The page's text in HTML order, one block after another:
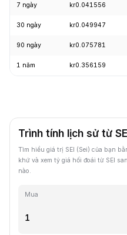
7 ngày kr0.041556
30 ngày kr0.049947
90 ngày kr0.075781
1 năm kr0.356159
Trình tính lịch sử từ
Tìm hiểu giá trị SEI (Sei) của bạn
khứ và xem tỷ giá hối đoái từ SEI
nào.
Mua